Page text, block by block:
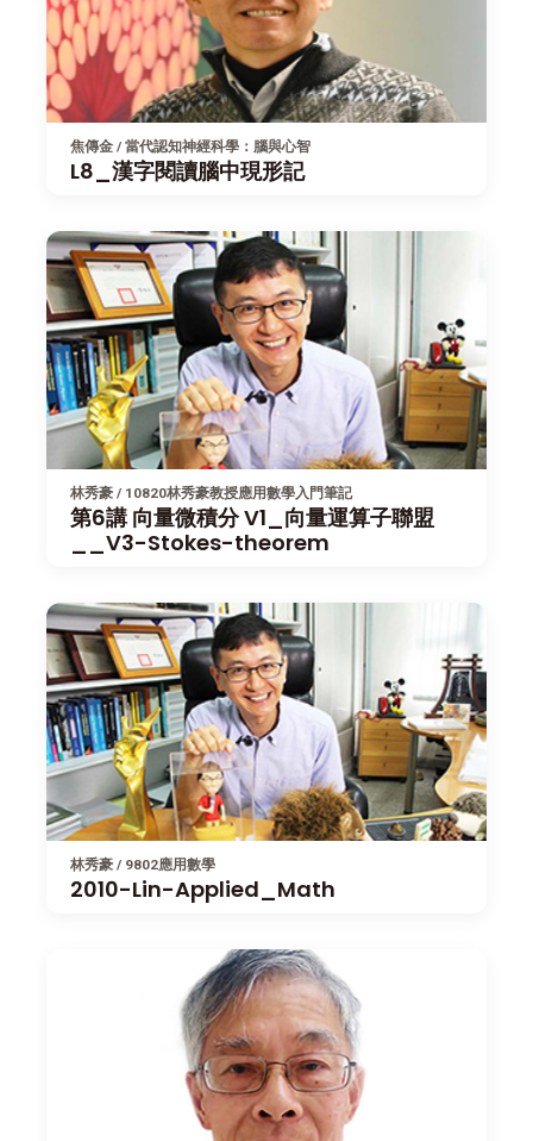
焦傳金 / 當代認知神經科學：腦與心智
L8_漢字閱讀腦中現形記
林秀豪 / 10820林秀豪教授應用數學入門筆記
第6講 向量微積分 V1_向量運算子聯盟
__V3-Stokes-theorem
林秀豪 / 9802應用數學
2010-Lin-Applied_Math